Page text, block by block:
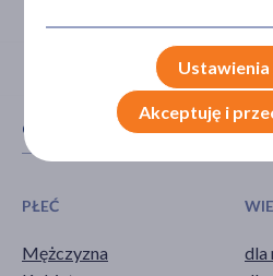
CECHY PRODUKTU
PŁEĆ
Mężczyzna
dla
Akceptuję i